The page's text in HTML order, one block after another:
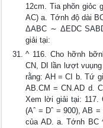
12cm. Tia phõn giỏc
AC) a. Tớnh độ dài
ΔABC ∼ ΔEDC
giải tại:
^ 116. Cho hỡnh
CN, DI lần lượt
rằng: AH = CI b. Tứ
AB.CM = CN.AD d.
Xem lời giải tại: 117.
(Aˆ = Dˆ = 900), AB
của AD. a. Tớnh